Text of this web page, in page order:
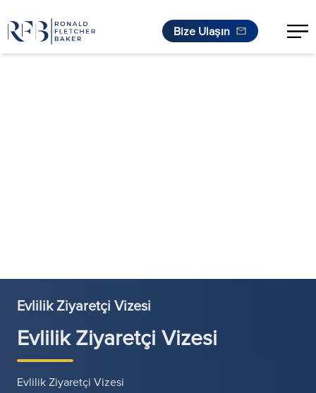
Bize Ulaşın
Evlilik Ziyaretçi Vizesi
Evlilik Ziyaretçi Vizesi
Evlilik Ziyaretçi Vizesi